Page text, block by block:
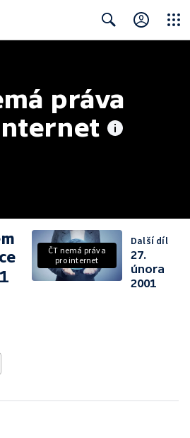
práva
ČT nemá práva
pro internet
Další díl
27.
února
2001